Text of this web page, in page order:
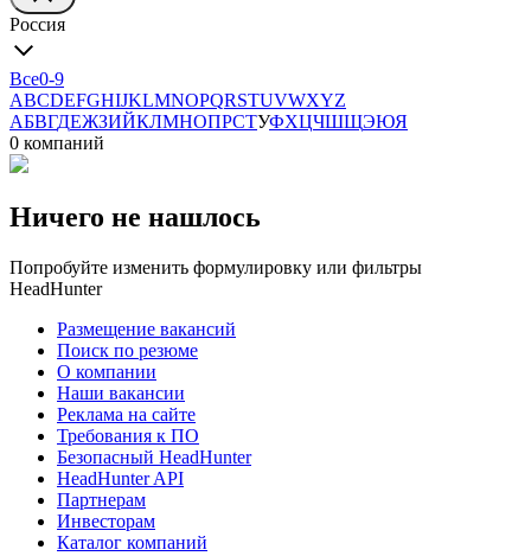
Россия
Все0-9
ABCDEFGHIJKLMNOPQRSTUVWXYZ
АБВГДЕЖЗИЙКЛМНОПРСТУФХЦЧШЩЭЮЯ
0 компаний
Ничего не нашлось
Попробуйте изменить формулировку или фильтры
HeadHunter
Размещение вакансий
Поиск по резюме
О компании
Наши вакансии
Реклама на сайте
Требования к ПО
Безопасный HeadHunter
HeadHunter API
Партнерам
Инвесторам
Каталог компаний